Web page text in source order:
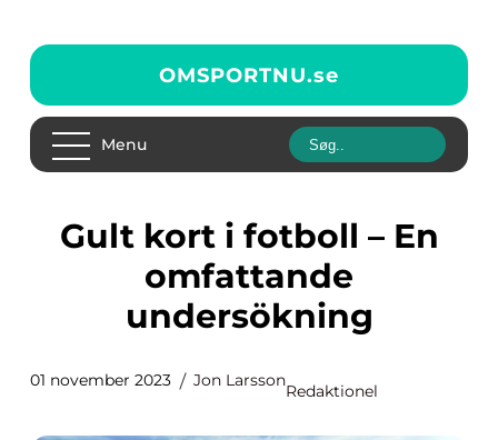
OMSPORTNU.se
Menu
Gult kort i fotboll – En
omfattande
undersökning
01 november 2023 Jon Larsson
Redaktionel